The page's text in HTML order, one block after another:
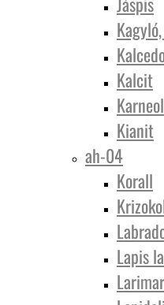
Kalcit
Karneol
Kianit
ah-04
Korall
Lapis
Larimar